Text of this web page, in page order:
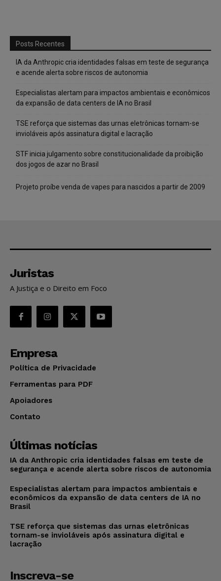
Posts Recentes
IA da Anthropic cria identidades falsas em teste de segurança
e acende alerta sobre riscos de autonomia
Especialistas alertam para impactos ambientais e econômicos
da expansão de data centers de IA no Brasil
TSE reforça que sistemas das urnas eletrônicas tornam-se
invioláveis após assinatura digital e lacração
STF inicia julgamento sobre constitucionalidade da proibição
dos jogos de azar no Brasil
Projeto proíbe venda de vapes para nascidos a partir de 2009
Juristas
A Justiça e o Direito em Foco
Empresa
Política de Privacidade
Ferramentas para PDF
Apoiadores
Contato
Últimas notícias
IA da Anthropic cria identidades falsas em teste de
segurança e acende alerta sobre riscos de autonomia
Especialistas alertam para impactos ambientais e
econômicos da expansão de data centers de IA no
Brasil
TSE reforça que sistemas das urnas eletrônicas
tornam-se invioláveis após assinatura digital e
lacração
Inscreva-se